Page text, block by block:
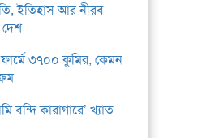
ইতিহাস আর নীরব
৩৭০০ কুমির, কেমন
বন্দি কারাগারে’ খ্যাত